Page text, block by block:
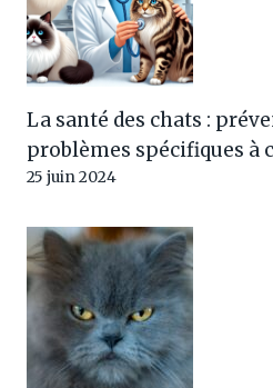
La santé des chats :
problèmes spécifiques à
25 juin 2024